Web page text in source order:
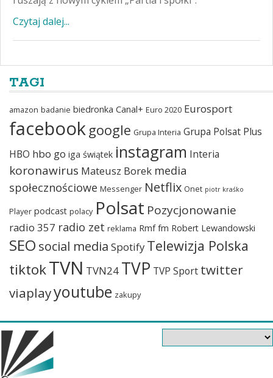
Czytaj dalej...
TAGI
amazon badanie biedronka Canal+ Euro 2020 Eurosport
facebook google Grupa Interia Grupa Polsat Plus
HBO hbo go iga świątek instagram Interia
koronawirus Mateusz Borek media
społecznościowe Messenger Netflix Onet piotr kraśko
Player podcast polacy Polsat Pozycjonowanie
radio 357 radio zet reklama Rmf fm Robert Lewandowski
SEO social media Spotify Telewizja Polska
tiktokTVN TVN24 TVP TVP Sport twitter
viaplayyoutube zakupy